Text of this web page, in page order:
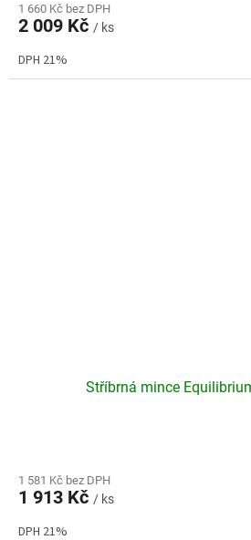
produktu
je
z
5
1 660 Kč bez DPH
2 009 Kč / ks
DPH 21%
Stříbrná mince
produktu
je
z
1 581 Kč bez DPH
1 913 Kč / ks
DPH 21%